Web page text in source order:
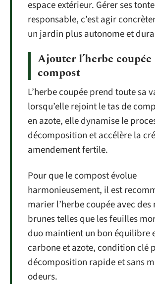
espace extérieur. Gérer ses
responsable, c’est agir
un jardin plus autonome et
Ajouter l’herbe coupée
compost
L’herbe coupée prend toute sa
lorsqu’elle rejoint le tas de
en azote, elle dynamise le
décomposition et accélère la
amendement fertile.
Pour que le compost évolue
harmonieusement, il est
marier l’herbe coupée avec
brunes telles que les feuilles
duo maintient un bon équilibre
carbone et azote, condition clé
décomposition rapide et sans
odeurs.